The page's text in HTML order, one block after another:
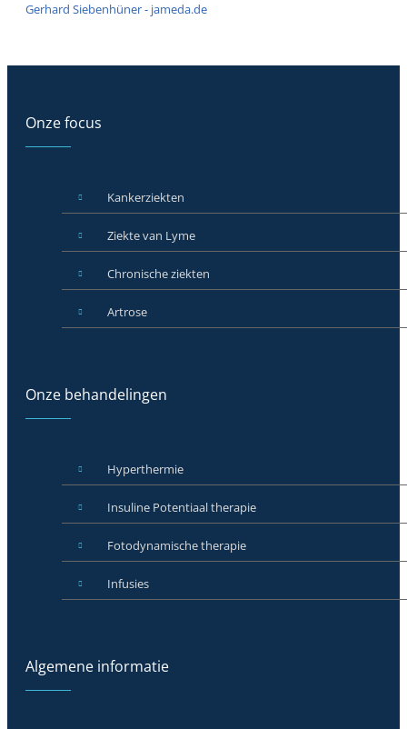
Gerhard Siebenhüner - jameda.de
Onze focus
Kankerziekten
Ziekte van Lyme
Chronische ziekten
Artrose
Onze behandelingen
Hyperthermie
Insuline Potentiaal therapie
Fotodynamische therapie
Infusies
Algemene informatie